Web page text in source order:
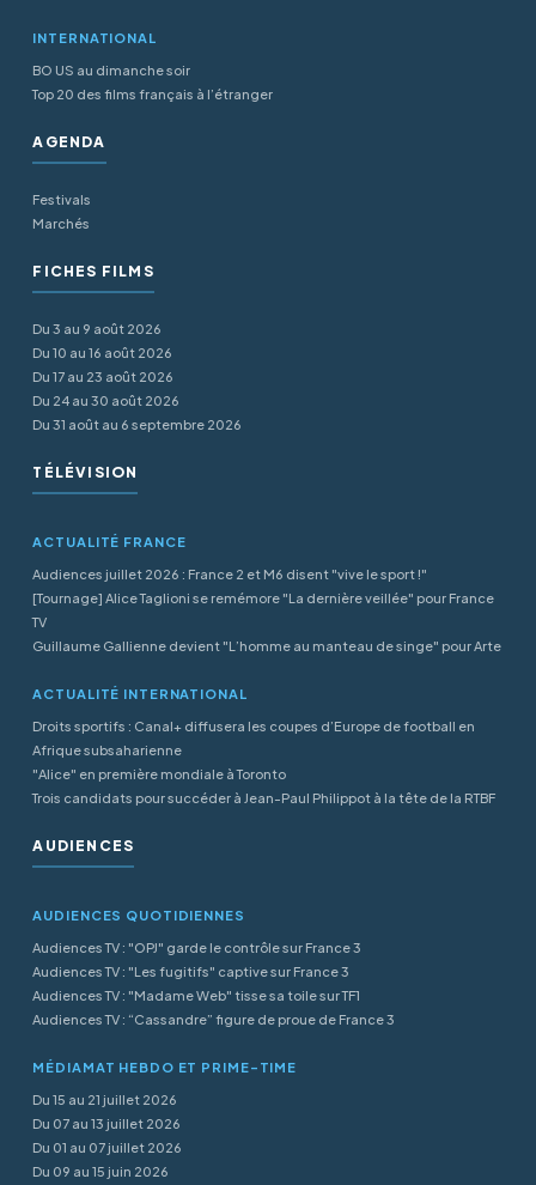
INTERNATIONAL
BO US au dimanche soir
Top 20 des films français à l’étranger
AGENDA
Festivals
Marchés
FICHES FILMS
Du 3 au 9 août 2026
Du 10 au 16 août 2026
Du 17 au 23 août 2026
Du 24 au 30 août 2026
Du 31 août au 6 septembre 2026
TÉLÉVISION
ACTUALITÉ FRANCE
Audiences juillet 2026 : France 2 et M6 disent "vive le sport !"
[Tournage] Alice Taglioni se remémore "La dernière veillée" pour France
TV
Guillaume Gallienne devient "L’homme au manteau de singe" pour Arte
ACTUALITÉ INTERNATIONAL
Droits sportifs : Canal+ diffusera les coupes d’Europe de football en
Afrique subsaharienne
"Alice" en première mondiale à Toronto
Trois candidats pour succéder à Jean-Paul Philippot à la tête de la RTBF
AUDIENCES
AUDIENCES QUOTIDIENNES
Audiences TV : "OPJ" garde le contrôle sur France 3
Audiences TV : "Les fugitifs" captive sur France 3
Audiences TV : "Madame Web" tisse sa toile sur TF1
Audiences TV : “Cassandre” figure de proue de France 3
MÉDIAMAT HEBDO ET PRIME-TIME
Du 15 au 21 juillet 2026
Du 07 au 13 juillet 2026
Du 01 au 07 juillet 2026
Du 09 au 15 juin 2026